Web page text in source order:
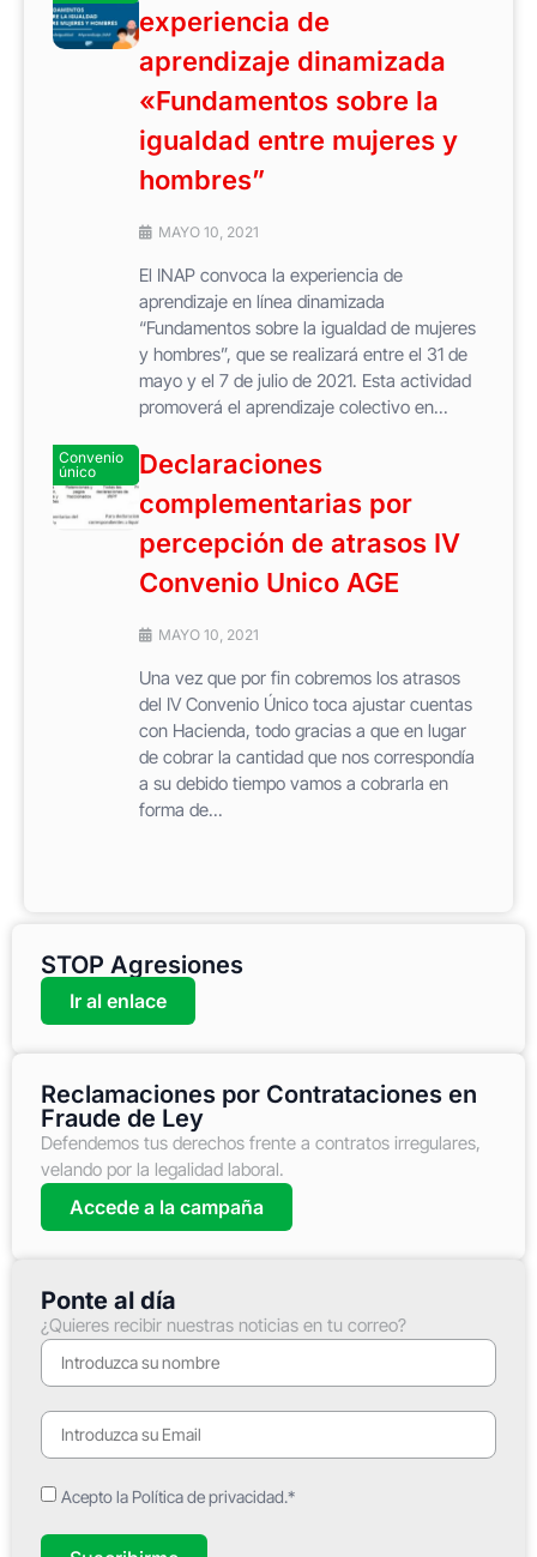
experiencia de
aprendizaje dinamizada
«Fundamentos sobre la
igualdad entre mujeres y
hombres”
MAYO 10, 2021
El INAP convoca la experiencia de
aprendizaje en línea dinamizada
“Fundamentos sobre la igualdad de mujeres
y hombres”, que se realizará entre el 31 de
mayo y el 7 de julio de 2021. Esta actividad
promoverá el aprendizaje colectivo en...
Convenio
único
Declaraciones
complementarias por
percepción de atrasos IV
Convenio Unico AGE
MAYO 10, 2021
Una vez que por fin cobremos los atrasos
del IV Convenio Único toca ajustar cuentas
con Hacienda, todo gracias a que en lugar
de cobrar la cantidad que nos correspondía
a su debido tiempo vamos a cobrarla en
forma de...
STOP Agresiones
Ir al enlace
Reclamaciones por Contrataciones en
Fraude de Ley
Defendemos tus derechos frente a contratos irregulares,
velando por la legalidad laboral.
Accede a la campaña
Ponte al día
¿Quieres recibir nuestras noticias en tu correo?
Acepto la Política de privacidad.*